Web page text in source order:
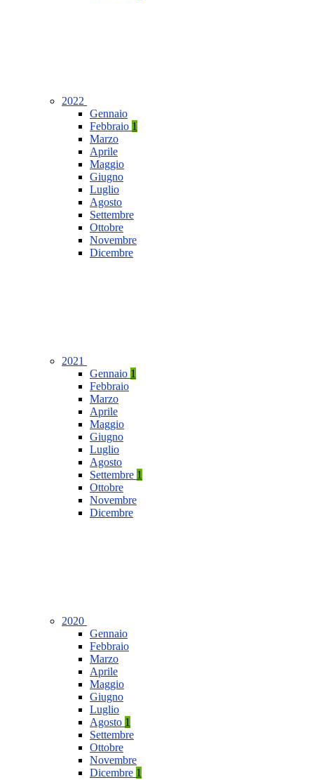
2022
Gennaio
Febbraio 1
Marzo
Aprile
Maggio
Giugno
Luglio
Agosto
Settembre
Ottobre
Novembre
Dicembre
2021
Gennaio 1
Febbraio
Marzo
Aprile
Maggio
Giugno
Luglio
Agosto
Settembre 1
Ottobre
Novembre
Dicembre
2020
Gennaio
Febbraio
Marzo
Aprile
Maggio
Giugno
Luglio
Agosto 1
Settembre
Ottobre
Novembre
Dicembre 1